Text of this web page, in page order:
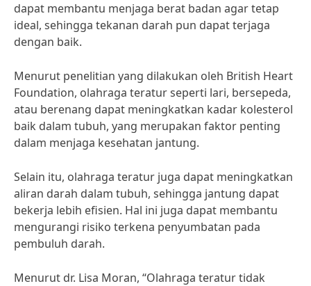
dapat membantu menjaga berat badan agar tetap
ideal, sehingga tekanan darah pun dapat terjaga
dengan baik.
Menurut penelitian yang dilakukan oleh British Heart
Foundation, olahraga teratur seperti lari, bersepeda,
atau berenang dapat meningkatkan kadar kolesterol
baik dalam tubuh, yang merupakan faktor penting
dalam menjaga kesehatan jantung.
Selain itu, olahraga teratur juga dapat meningkatkan
aliran darah dalam tubuh, sehingga jantung dapat
bekerja lebih efisien. Hal ini juga dapat membantu
mengurangi risiko terkena penyumbatan pada
pembuluh darah.
Menurut dr. Lisa Moran, “Olahraga teratur tidak